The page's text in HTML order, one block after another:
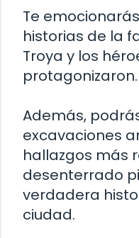
Te
historias de la
Troya y los
protagonizaron.
Además,
excavaciones
hallazgos más
desenterrado
verdadera
ciudad.